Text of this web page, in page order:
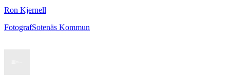
Ron Kjernell
FotografSotenäs Kommun